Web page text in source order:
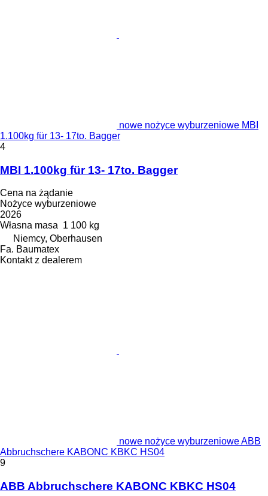
nowe nożyce wyburzeniowe MBI
1.100kg für 13- 17to. Bagger
4
MBI 1.100kg für 13- 17to. Bagger
Cena na żądanie
Nożyce wyburzeniowe
2026
Własna masa 1 100 kg
Niemcy, Oberhausen
Fa. Baumatex
Kontakt z dealerem
nowe nożyce wyburzeniowe ABB
Abbruchschere KABONC KBKC HS04
9
ABB Abbruchschere KABONC KBKC HS04